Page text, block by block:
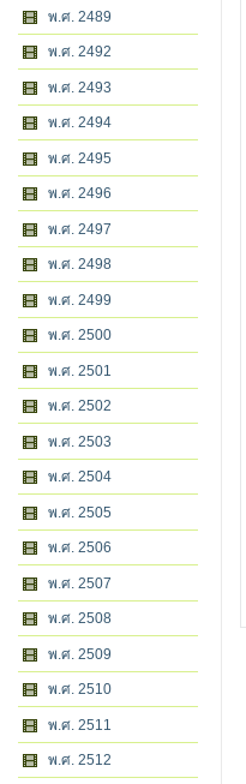
พ.ศ. 2489
พ.ศ. 2492
พ.ศ. 2493
พ.ศ. 2494
พ.ศ. 2495
พ.ศ. 2496
พ.ศ. 2497
พ.ศ. 2498
พ.ศ. 2499
พ.ศ. 2500
พ.ศ. 2501
พ.ศ. 2502
พ.ศ. 2503
พ.ศ. 2504
พ.ศ. 2505
พ.ศ. 2506
พ.ศ. 2507
พ.ศ. 2508
พ.ศ. 2509
พ.ศ. 2510
พ.ศ. 2511
พ.ศ. 2512